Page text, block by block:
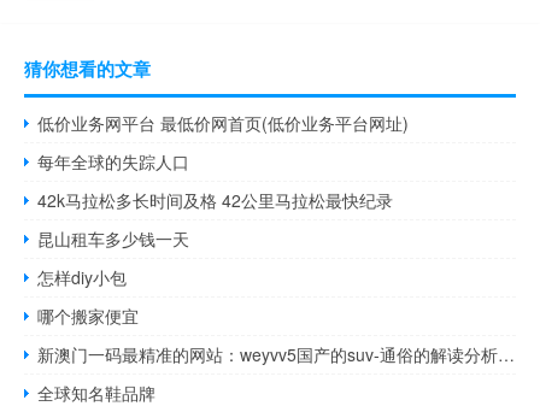
猜你想看的文章
低价业务网平台 最低价网首页(低价业务平台网址)
每年全球的失踪人口
42k马拉松多长时间及格 42公里马拉松最快纪录
昆山租车多少钱一天
怎样diy小包
哪个搬家便宜
新澳门一码最精准的网站：weyvv5国产的suv-通俗的解读分析-3130.WIN.140
全球知名鞋品牌